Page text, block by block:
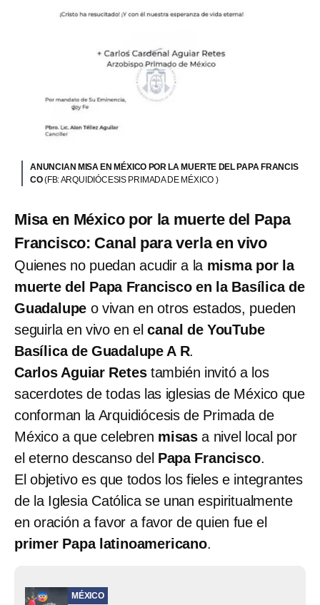
ANUNCIAN MISA EN MÉXICO POR LA MUERTE DEL PAPA FRANCIS
CO(FB: ARQUIDIÓCESIS PRIMADA DE MÉXICO )
Misa en México por la muerte del Papa
Francisco: Canal para verla en vivo
Quienes no puedan acudir a la misma por la
muerte del Papa Francisco en la Basílica de
Guadalupe o vivan en otros estados, pueden
seguirla en vivo en elcanal de YouTube
Basílica de Guadalupe A R.
Carlos Aguiar Retestambién invitó a los
sacerdotes de todas las iglesias de México que
conforman la Arquidiócesis de Primada de
México a que celebren misasa nivel local por
el eterno descanso del Papa Francisco.
El objetivo es que todos los fieles e integrantes
de la Iglesia Católica se unan espiritualmente
en oración a favor a favor de quien fue el
primer Papa latinoamericano.
MÉXICO